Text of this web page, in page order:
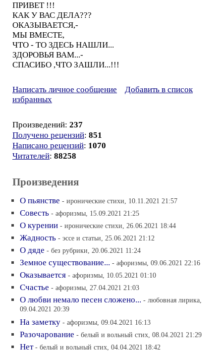
ПРИВЕТ !!!
КАК У ВАС ДЕЛА???
ОКАЗЫВАЕТСЯ,-
МЫ ВМЕСТЕ,
ЧТО - ТО ЗДЕСЬ НАШЛИ...
ЗДОРОВЬЯ ВАМ...-
СПАСИБО ,ЧТО ЗАШЛИ...!!!
Написать личное сообщение
Добавить в список
избранных
Произведений: 237
Получено рецензий: 851
Написано рецензий: 1070
Читателей: 88258
Произведения
О пьянстве - иронические стихи, 10.11.2021 21:57
Совесть - афоризмы, 15.09.2021 21:25
О курении - иронические стихи, 26.06.2021 18:44
Жадность - эссе и статьи, 25.06.2021 21:12
О дяде - без рубрики, 20.06.2021 11:24
Земное существование... - афоризмы, 09.06.2021 22:16
Оказывается - афоризмы, 10.05.2021 01:10
Счастье - афоризмы, 27.04.2021 21:03
О любви немало песен сложено... - любовная лирика,
09.04.2021 20:39
На заметку - афоризмы, 09.04.2021 16:13
Разочарование - белый и вольный стих, 08.04.2021 21:29
Нет - белый и вольный стих, 04.04.2021 18:42